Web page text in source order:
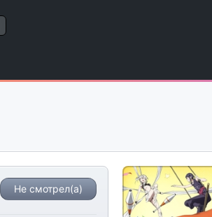
Не смотрел(а)